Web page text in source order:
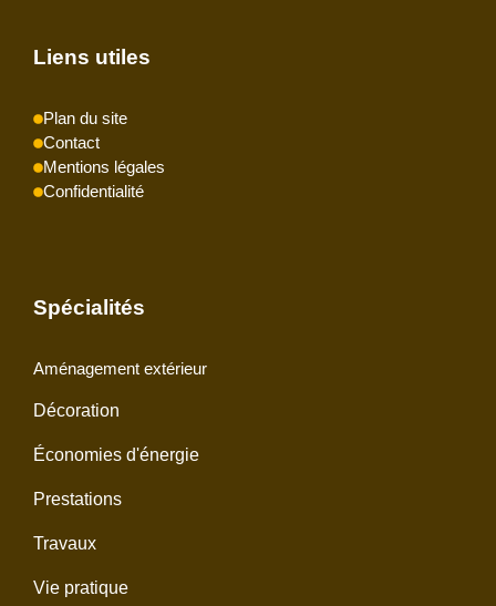
Liens utiles
Plan du site
Contact
Mentions légales
Confidentialité
Spécialités
Aménagement extérieur
Décoration
Économies d'énergie
Prestations
Travaux
Vie pratique